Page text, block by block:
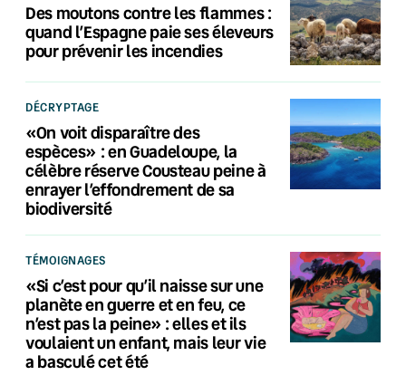
Des moutons contre les flammes :
quand l’Espagne paie ses éleveurs
pour prévenir les incendies
DÉCRYPTAGE
«On voit disparaître des
espèces» : en Guadeloupe, la
célèbre réserve Cousteau peine à
enrayer l’effondrement de sa
biodiversité
TÉMOIGNAGES
«Si c’est pour qu’il naisse sur une
planète en guerre et en feu, ce
n’est pas la peine» : elles et ils
voulaient un enfant, mais leur vie
a basculé cet été